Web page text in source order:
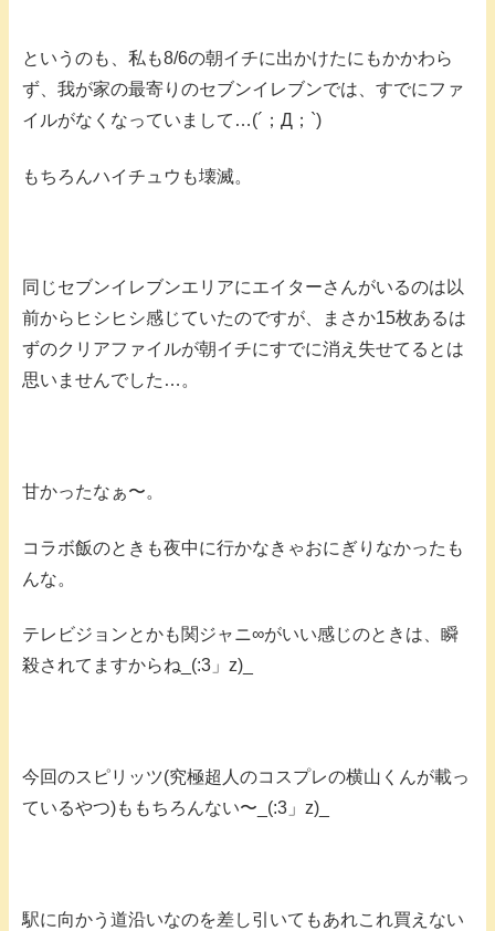
というのも、私も8/6の朝イチに出かけたにもかかわら
ず、我が家の最寄りのセブンイレブンでは、すでにファ
イルがなくなっていまして…(´；Д；`)
もちろんハイチュウも壊滅。
同じセブンイレブンエリアにエイターさんがいるのは以
前からヒシヒシ感じていたのですが、まさか15枚あるは
ずのクリアファイルが朝イチにすでに消え失せてるとは
思いませんでした…。
甘かったなぁ〜。
コラボ飯のときも夜中に行かなきゃおにぎりなかったも
んな。
テレビジョンとかも関ジャニ∞がいい感じのときは、瞬
殺されてますからね_(:3」z)_
今回のスピリッツ(究極超人のコスプレの横山くんが載っ
ているやつ)ももちろんない〜_(:3」z)_
駅に向かう道沿いなのを差し引いてもあれこれ買えない